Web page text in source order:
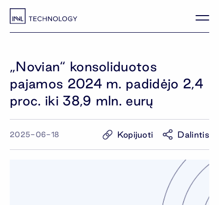
„Novian“ konsoliduotos
pajamos 2024 m. padidėjo 2,4
proc. iki 38,9 mln. eurų
2025-06-18 Kopijuoti Dalintis